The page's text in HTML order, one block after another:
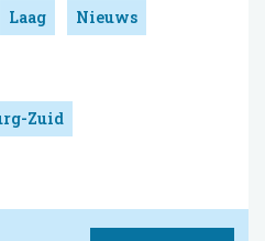
Laag Nieuws
Zuid